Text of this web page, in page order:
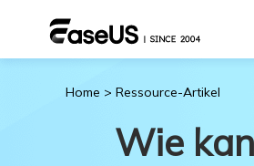
Home > Ressource-Artikel
Wie